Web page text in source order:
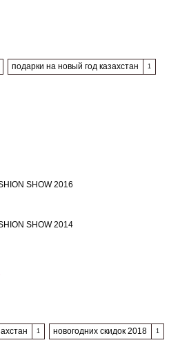
подарки на новый год казахстан 1
SHOW 2016
SHOW 2014
1 новогодних скидок 2018 1